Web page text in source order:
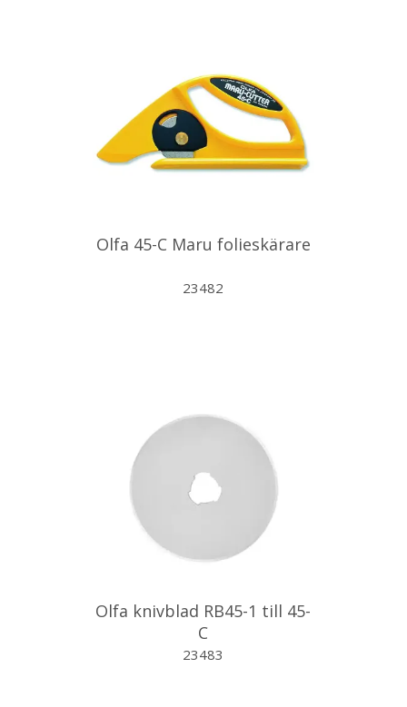
Olfa 45-C Maru folieskärare
23482
Olfa knivblad RB45-1 till 45-
C
23483